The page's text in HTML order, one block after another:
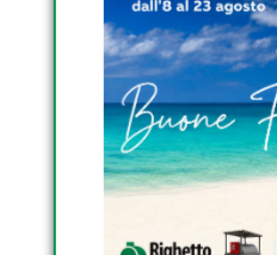
combustibile. Quindi
progettiamo solo un
l’idrogeno evapora e
lascia il serbatoio alla
tua cella a
Secondo Shoemake,
che ci sarà sempre un